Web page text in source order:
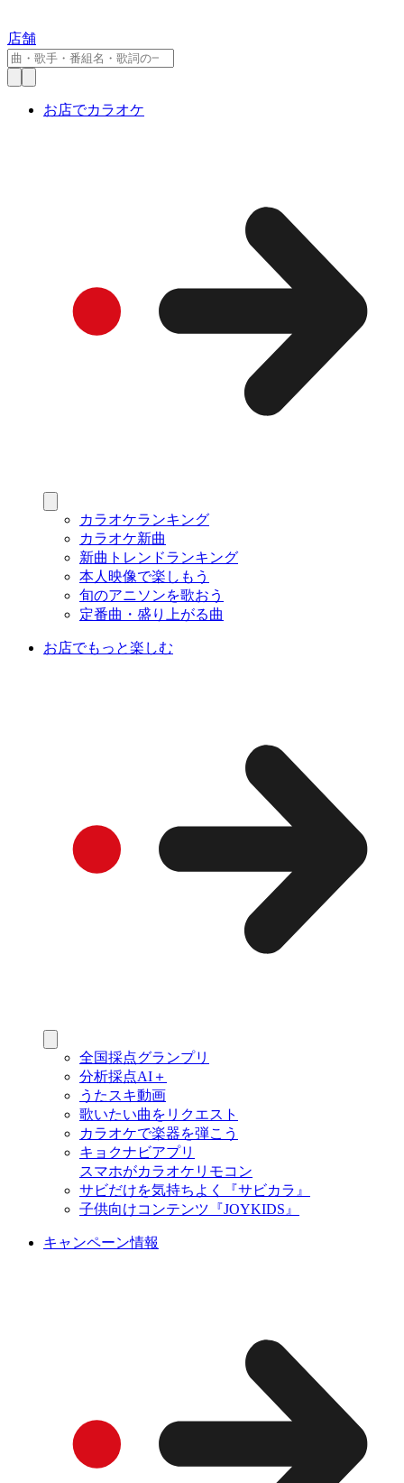
店舗
お店でカラオケ
カラオケランキング
カラオケ新曲
新曲トレンドランキング
本人映像で楽しもう
旬のアニソンを歌おう
定番曲・盛り上がる曲
お店でもっと楽しむ
全国採点グランプリ
分析採点AI＋
うたスキ動画
歌いたい曲をリクエスト
カラオケで楽器を弾こう
キョクナビアプリ
スマホがカラオケリモコン
サビだけを気持ちよく『サビカラ』
子供向けコンテンツ『JOYKIDS』
キャンペーン情報